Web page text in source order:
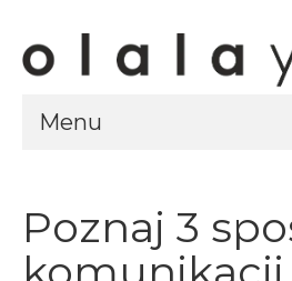
Menu
Poznaj 3